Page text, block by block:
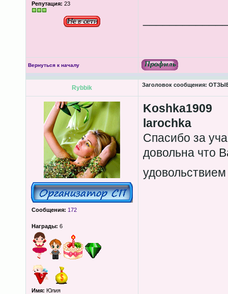
Репутация: 23
Вернуться к началу
Rybbik Заголовок сообщения:
Сообщения: 172
Награды: 6
Имя: Юлия
Koshka1909
larochka
Спасибо за
довольна что